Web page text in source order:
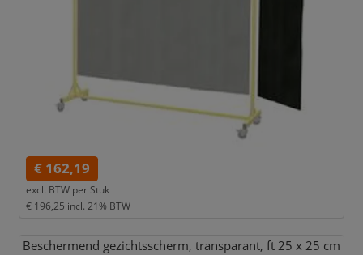
€ 162,19
excl. BTW per Stuk
€ 196,25 incl. 21% BTW
Beschermend gezichtsscherm, transparant, ft 25 x 25 cm